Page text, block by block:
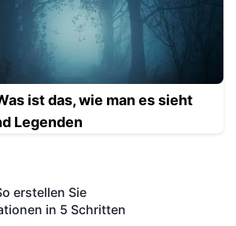
ist das, wie man es sieht
Legenden
erstellen Sie
in 5 Schritten